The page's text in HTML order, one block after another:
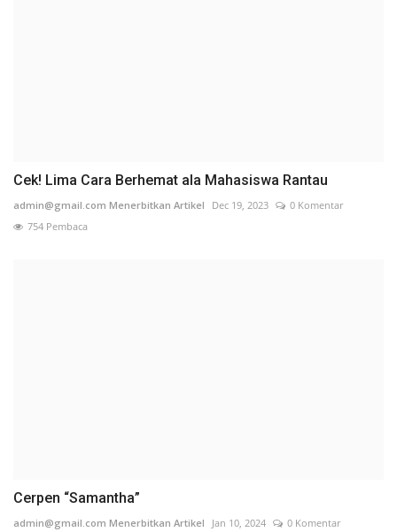
Cek! Lima Cara Berhemat ala Mahasiswa Rantau
admin@gmail.com Menerbitkan Artikel Dec 19, 2023
0 Komentar
754 Pembaca
Cerpen “Samantha”
admin@gmail.com Menerbitkan Artikel Jan 10, 2024
0 Komentar